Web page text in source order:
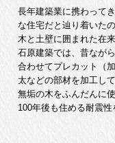
長年建築業に携わって
な住宅だと辿り着いたの
木と土壁に囲まれた在
石原建築では、昔なが
合わせてプレカット（
太などの部材を加工して
無垢の木をふんだんに
100年後も住める耐震性